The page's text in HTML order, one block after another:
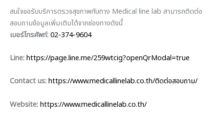
สนใจขอรับบริการตรวจสุขภาพกับทาง Medical line lab สามารถติดต่อ
สอบถามข้อมูลเพิ่มเติมได้จากช่องทางดังนี้
เบอร์โทรศัพท์:02-374-9604
Line:https://page.line.me/259wtcig?openQrModal=true
Contact us:https://www.medicallinelab.co.th/ติดต่อสอบถาม/
Website:https://www.medicallinelab.co.th/